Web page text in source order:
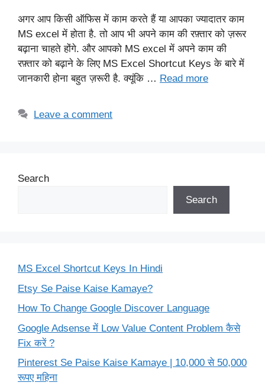
अगर आप किसी ऑफिस में काम करते हैं या आपका ज्यादातर काम
MS excel में होता है. तो आप भी अपने काम की रफ़्तार को ज़रूर
बढ़ाना चाहते होंगे. और आपको MS excel में अपने काम की
रफ़्तार को बढ़ाने के लिए MS Excel Shortcut Keys के बारे में
जानकारी होना बहुत ज़रूरी है. क्यूंकि … Read more
Leave a comment
Search
Search
MS Excel Shortcut Keys In Hindi
Etsy Se Paise Kaise Kamaye?
How To Change Google Discover Language
Google Adsense में Low Value Content Problem कैसे
Fix करें ?
Pinterest Se Paise Kaise Kamaye | 10,000 से 50,000
रूपए महिना